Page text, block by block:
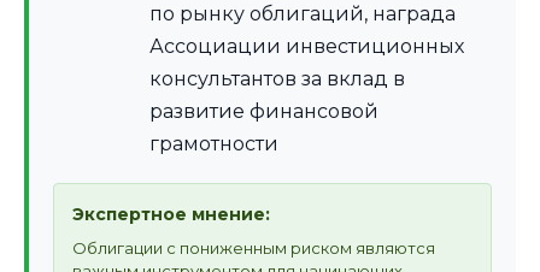
по рынку облигаций, награда
Ассоциации инвестиционных
консультантов за вклад в
развитие финансовой
грамотности
Экспертное мнение:
Облигации с пониженным риском являются